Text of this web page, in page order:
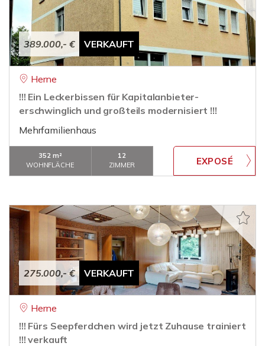
389.000,- € VERKAUFT
Herne
!!! Ein Leckerbissen für Kapitalanbieter-
erschwinglich und großteils modernisiert !!!
Mehrfamilienhaus
352 m²
WOHNFLÄCHE
12
ZIMMER
275.000,- € VERKAUFT
Herne
!!! Fürs Seepferdchen wird jetzt Zuhause trainiert
!!! verkauft